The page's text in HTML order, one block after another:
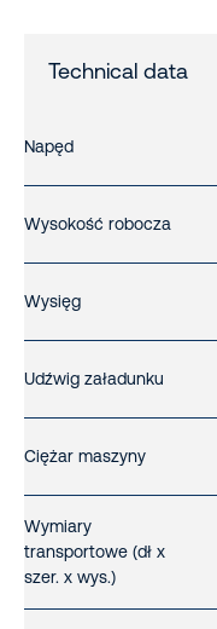
Technical data
Napęd
Wysokość robocza
Wysięg
Udźwig załadunku
Ciężar maszyny
Wymiary
transportowe (dł x
szer. x wys.)